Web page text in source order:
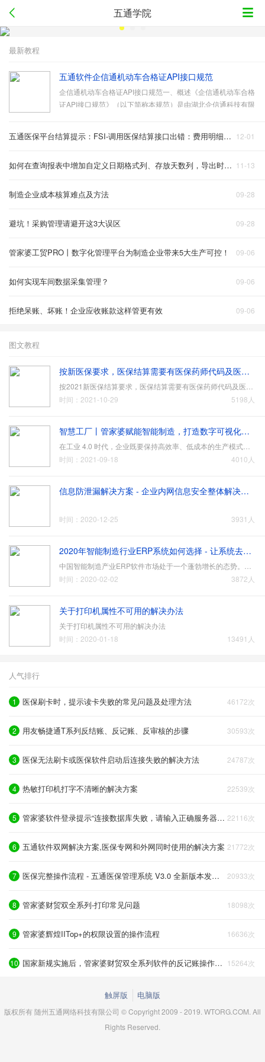
五通学院
最新教程
五通软件企信通机动车合格证API接口规范
企信通机动车合格证API接口规范一、概述《企信通机动车合格
证API接口规范》（以下简称本规范）是由湖北企信通科技有限
码中包括的合格证上的1-35项的信息。…
12-01
五通医保平台结算提示：FSI-调用医保结算接口出错：费用明细分割：目录无效，费用发生日期……
11-13
如何在查询报表中增加自定义日期格式列、存放天数列，导出时保留值，-五通冷库软件使用教程
09-28
制造企业成本核算难点及方法
09-28
避坑！采购管理请避开这3大误区
09-06
管家婆工贸PRO丨数字化管理平台为制造企业带来5大生产可控！
09-06
如何实现车间数据采集管理？
09-06
拒绝呆账、坏账！企业应收账款这样管更有效
图文教程
按新医保要求，医保结算需要有医保药师代码及医保药师姓名，在五通医保平台如何设置呢？
5198人
时间：2021-10-29
智慧工厂丨管家婆赋能智能制造，打造数字可视化车间
4010人
时间：2021-09-18
信息防泄漏解决方案 - 企业内网信息安全整体解决方案！防止数据、图纸、文档等重要信息泄漏
3931人
时间：2020-12-25
2020年智能制造行业ERP系统如何选择 - 让系统去适应、去贴合企业管理实际情况！
3872人
时间：2020-02-02
关于打印机属性不可用的解决办法
关于打印机属性不可用的解决办法
13491人
时间：2020-01-18
人气排行
46172次
1 医保刷卡时，提示读卡失败的常见问题及处理方法
30593次
2 用友畅捷通T系列反结账、反记账、反审核的步骤
24787次
3 医保无法刷卡或医保软件启动后连接失败的解决方法
22539次
4 热敏打印机打字不清晰的解决方案
22116次
5 管家婆软件登录提示“连接数据库失败，请输入正确服务器名”？或软件不稳定如何处理？
21772次
6 五通软件双网解决方案,医保专网和外网同时使用的解决方案
20933次
7 医保完整操作流程 - 五通医保管理系统 V3.0 全新版本发布了！对接银海医保系统，自动结算自动同步！
18098次
8 管家婆财贸双全系列-打印常见问题
16636次
9 管家婆辉煌IITop+的权限设置的操作流程
15264次
10 国家新规实施后，管家婆财贸双全系列软件的反记账操作如何处理呢？
触屏版 电脑版
版权所有 随州五通网络科技有限公司 © Copyright 2009 - 2019. WTORG.COM. All
Rights Reserved.